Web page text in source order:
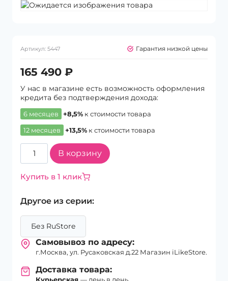
Артикул: 5447 Гарантия низкой цены
165 490 ₽
У нас в магазине есть возможность оформления
кредита без подтверждения дохода:
6 месяцев +8,5% к стоимости товара
12 месяцев
+13,5% к стоимости товара
Количество
товара
Apple
17
Max
eSim+eSim
Silver
В корзину
Купить в 1 клик
Другое из серии:
Без RuStore
Самовывоз по адресу:
г.Москва, ул. Русаковская д.22 Магазин iLikeStore.
Доставка товара: